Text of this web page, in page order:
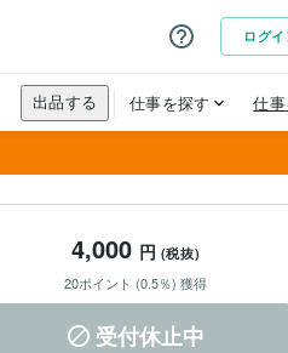
4,000 円 (税抜)
20ポイント (0.5％) 獲得
受付休止中